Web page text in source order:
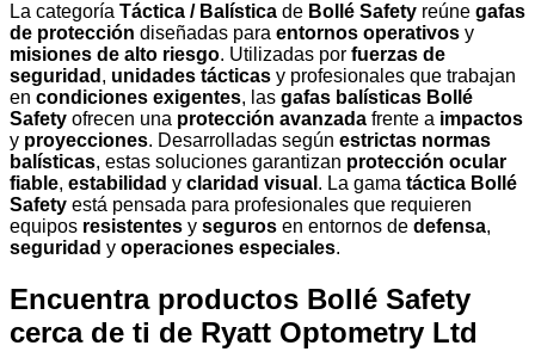
La categoría Táctica / Balística de Bollé Safety reúne gafas
de protección diseñadas para entornos operativos y
misiones de alto riesgo. Utilizadas por fuerzas de
seguridad , unidades tácticas y profesionales que trabajan
en condiciones exigentes, las gafas balísticas Bollé
Safety ofrecen una protección avanzada frente a impactos
y proyecciones. Desarrolladas según estrictas normas
balísticas, estas soluciones garantizan protección ocular
fiable, estabilidad y claridad visual . La gama táctica Bollé
Safety está pensada para profesionales que requieren
equipos resistentes y seguros en entornos de defensa,
seguridad y operaciones especiales.
Encuentra productos Bollé Safety
cerca de ti de Ryatt Optometry Ltd